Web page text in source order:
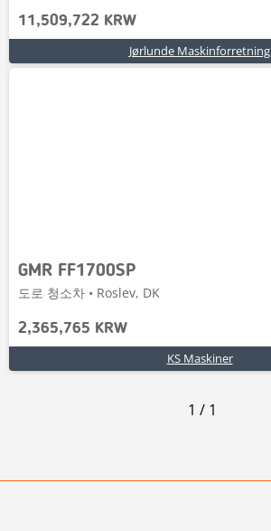
11,509,722 KRW
Jørlunde Maskinforretning
GMR FF1700SP
도로 청소차 • Roslev, DK
2,365,765 KRW
KS Maskiner
1 / 1